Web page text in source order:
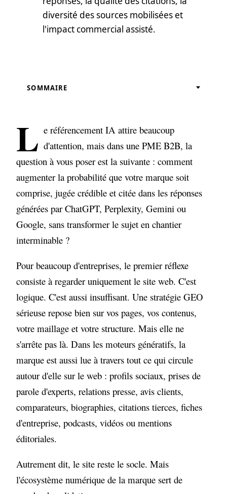
diversité des sources mobilisées et
l'impact commercial assisté.
SOMMAIRE
Dans quels cas ce plan sur 90 jours a du
sens
Jours 1 à 30 : cadrer le terrain de jeu, côté
site et côté marque
Jours 31 à 60 : renforcer ce qui doit être
compris, cité et validé
Jours 61 à 90 : mesurer, arbitrer, décider
Les erreurs qui font perdre 90 jours aux
PME B2B
Internaliser, se faire accompagner, ou
combiner les deux
Ce qu'une PME B2B doit avoir gagné au
bout de 90 jours
Questions fréquentes sur le
référencement IA en PME B2B
Ce qu'il faut retenir
L e référencement IA attire beaucoup
d'attention, mais dans une PME B2B, la
question à vous poser est la suivante : comment
augmenter la probabilité que votre marque soit
comprise, jugée crédible et citée dans les réponses
générées par ChatGPT, Perplexity, Gemini ou
Google, sans transformer le sujet en chantier
interminable ?
Pour beaucoup d'entreprises, le premier réflexe
consiste à regarder uniquement le site web. C'est
logique. C'est aussi insuffisant. Une stratégie GEO
sérieuse repose bien sur vos pages, vos contenus,
votre maillage et votre structure. Mais elle ne
s'arrête pas là. Dans les moteurs génératifs, la
marque est aussi lue à travers tout ce qui circule
autour d'elle sur le web : profils sociaux, prises de
parole d'experts, relations presse, avis clients,
comparateurs, biographies, citations tierces, fiches
d'entreprise, podcasts, vidéos ou mentions
éditoriales.
Autrement dit, le site reste le socle. Mais
l'écosystème numérique de la marque sert de